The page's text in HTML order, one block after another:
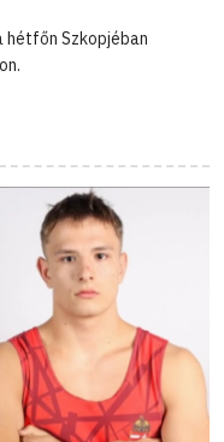
hétfőn Szkopjéban